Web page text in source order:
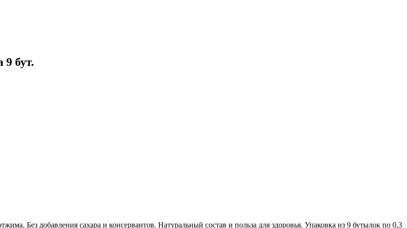
бут.
Без добавления сахара и консервантов. Натуральный состав и польза для здоровья. Упаковка из 9 бутылок по 0,3